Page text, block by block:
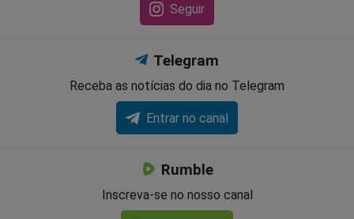
Seguir
Telegram
Receba as notícias do dia no Telegram
Entrar no canal
Rumble
Inscreva-se no nosso canal